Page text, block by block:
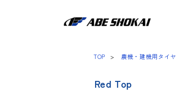
TOP 農機・建機用タイヤ
Red Top